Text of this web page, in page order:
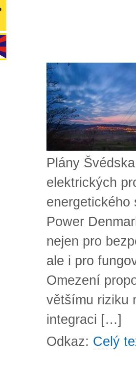
Plány
elektrických
energetického
Power
nejen pro
ale i pro
Omezení
většímu riziku
integraci […]
Odkaz: Celý